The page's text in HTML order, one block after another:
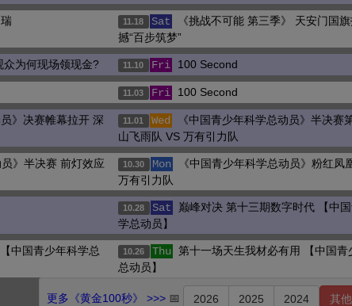
11.18 Sat
《挑战不可能 第三季》 天安门国
撼“百步筑梦”
为何现场领现金? 11.10 Fri 100 Second
11.03 Fri 100 Second
》决赛帷幕拉开 深
11.01 Wed
《中国青少年科学总动员》半决赛
山飞雨队 VS 万有引力队
》半决赛 前灯效应
10.30 Mon
《中国青少年科学总动员》粉红凤
万有引力队
10.28 Sat
巅峰对决 第十三期数字时代 【中
学总动员】
中国青少年科学总
10.26 Thu
第十一场天生我材必有用 【中国青
总动员】
更多《黄金100秒》 >>> 📅 2026 2025 2024 其